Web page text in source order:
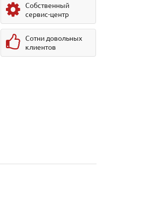
Собственный
сервис-центр
Сотни довольных
клиентов